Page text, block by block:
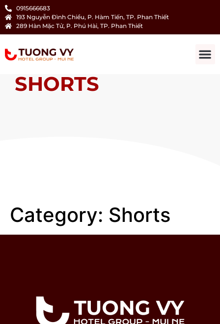
0915666683
193 Nguyễn Đình Chiểu, P. Hàm Tiến, TP. Phan Thiết
289 Hàn Mặc Tử, P. Phú Hài, TP. Phan Thiết
SHORTS
Category: Shorts